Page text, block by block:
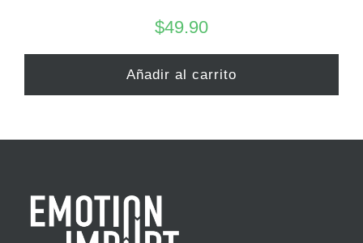
$49.90
Añadir al carrito